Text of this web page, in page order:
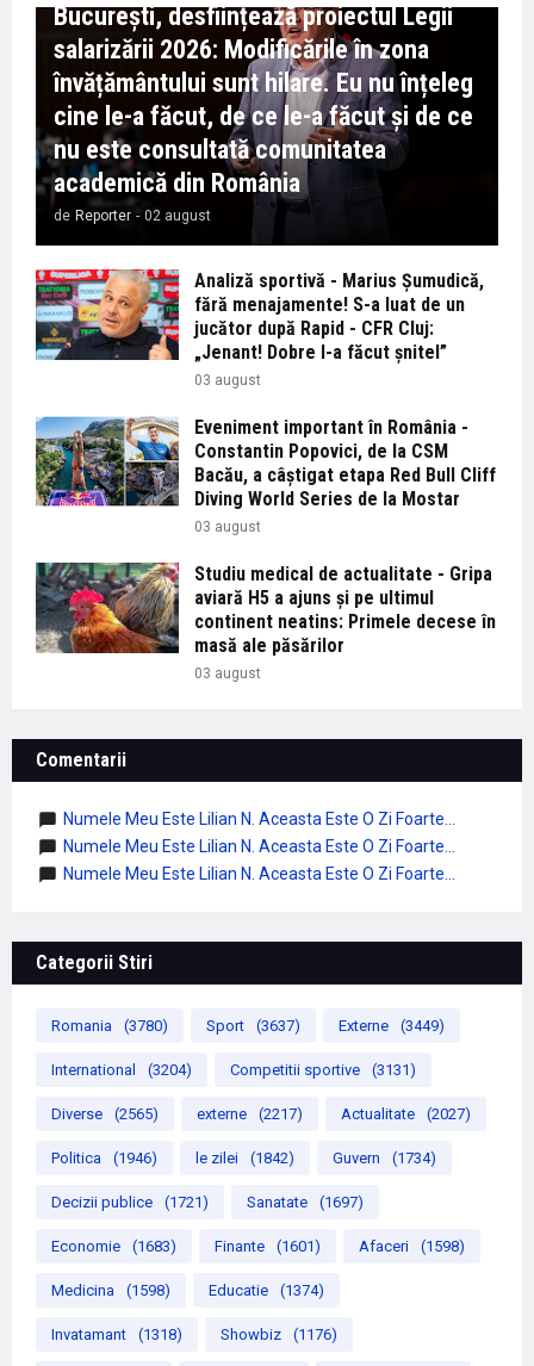
București, desființează proiectul Legii
salarizării 2026: Modificările în zona
învățământului sunt hilare. Eu nu înțeleg
cine le-a făcut, de ce le-a făcut și de ce
nu este consultată comunitatea
academică din România
de Reporter - 02 august
Analiză sportivă - Marius Șumudică,
fără menajamente! S-a luat de un
jucător după Rapid - CFR Cluj:
„Jenant! Dobre l-a făcut șnitel”
03 august
Eveniment important în România -
Constantin Popovici, de la CSM
Bacău, a câștigat etapa Red Bull Cliff
Diving World Series de la Mostar
03 august
Studiu medical de actualitate - Gripa
aviară H5 a ajuns și pe ultimul
continent neatins: Primele decese în
masă ale păsărilor
03 august
Comentarii
Numele Meu Este Lilian N. Aceasta Este O Zi Foarte...
Numele Meu Este Lilian N. Aceasta Este O Zi Foarte...
Numele Meu Este Lilian N. Aceasta Este O Zi Foarte...
Categorii Stiri
Romania (3780) Sport (3637) Externe (3449)
International (3204) Competitii sportive (3131)
Diverse (2565) externe (2217) Actualitate (2027)
Politica (1946) le zilei (1842) Guvern (1734)
Decizii publice (1721) Sanatate (1697)
Economie (1683) Finante (1601) Afaceri (1598)
Medicina (1598) Educatie (1374)
Invatamant (1318) Showbiz (1176)